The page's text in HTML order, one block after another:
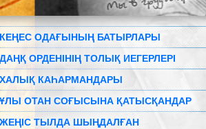
КЕҢЕС ОДАҒЫНЫҢ БАТЫРЛАРЫ
ДАҢҚ ОРДЕНІНІҢ ТОЛЫҚ ИЕГЕРЛЕРІ
ХАЛЫҚ КАҺАРМАНДАРЫ
ҰЛЫ ОТАН СОҒЫСЫНА ҚАТЫСҚАНДАР
ЖЕҢІС ТЫЛДА ШЫҢДАЛҒАН